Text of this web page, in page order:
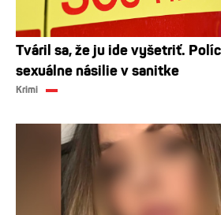
Tváril sa, že ju ide vyšetriť.
sexuálne násilie v sanitke
Krimi